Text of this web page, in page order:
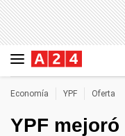
Economía YPF Oferta
YPF